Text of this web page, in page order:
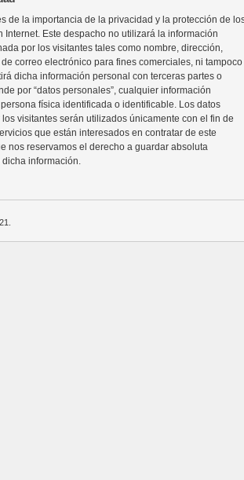
de la importancia de la privacidad y la protección de
Internet. Este despacho no utilizará la información
por los visitantes tales como nombre, dirección,
correo electrónico para fines comerciales, ni tampoco
dicha información personal con terceras partes o
por “datos personales”, cualquier información
física identificada o identificable. Los datos
visitantes serán utilizados únicamente con el fin de
que están interesados en contratar de este
nos reservamos el derecho a guardar absoluta
información.